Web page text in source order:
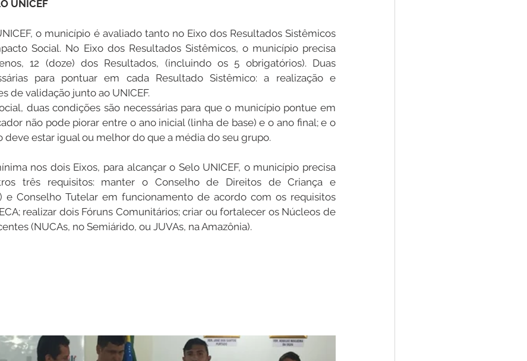
UNICEF
o município é avaliado tanto no Eixo dos Resultados Sistêmicos
Social. No Eixo dos Resultados Sistêmicos, o município precisa
12 (doze) dos Resultados, (incluindo os 5 obrigatórios). Duas
para pontuar em cada Resultado Sistêmico: a realização e
de validação junto ao UNICEF.
duas condições são necessárias para que o município pontue em
não pode piorar entre o ano inicial (linha de base) e o ano final; e o
estar igual ou melhor do que a média do seu grupo.
nos dois Eixos, para alcançar o Selo UNICEF, o município precisa
três requisitos: manter o Conselho de Direitos de Criança e
e Conselho Tutelar em funcionamento de acordo com os requisitos
realizar dois Fóruns Comunitários; criar ou fortalecer os Núcleos de
(NUCAs, no Semiárido, ou JUVAs, na Amazônia).